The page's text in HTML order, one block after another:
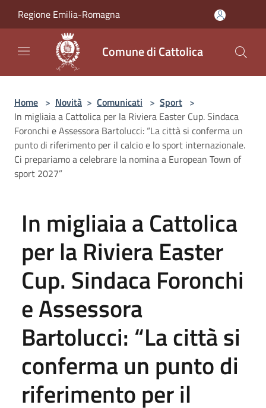
Regione Emilia-Romagna
Comune di Cattolica
Home > Novità > Comunicati > Sport >
In migliaia a Cattolica per la Riviera Easter Cup. Sindaca
Foronchi e Assessora Bartolucci: “La città si conferma un
punto di riferimento per il calcio e lo sport internazionale.
Ci prepariamo a celebrare la nomina a European Town of
sport 2027”
In migliaia a Cattolica
per la Riviera Easter
Cup. Sindaca Foronchi
e Assessora
Bartolucci: “La città si
conferma un punto di
riferimento per il